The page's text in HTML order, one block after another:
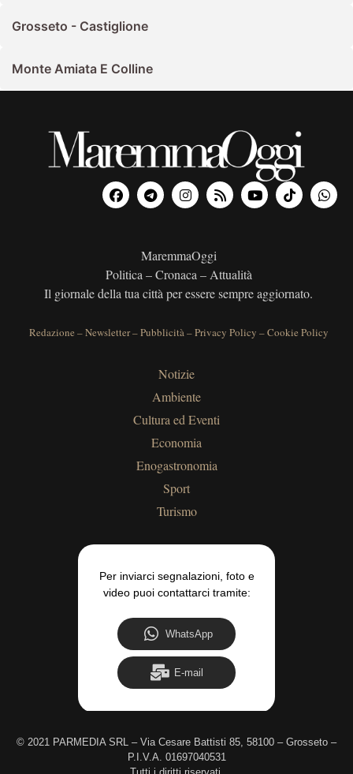
Grosseto - Castiglione
Monte Amiata E Colline
MaremmaOggi
Politica – Cronaca – Attualità
Il giornale della tua città per essere sempre aggiornato.
Redazione –Newsletter–Pubblicità–Privacy Policy –Cookie Policy
Notizie
Ambiente
Cultura ed Eventi
Economia
Enogastronomia
Sport
Turismo
Per inviarci segnalazioni, foto e
video puoi contattarci tramite:
WhatsApp
E-mail
© 2021 PARMEDIA SRL – Via Cesare Battisti 85, 58100 – Grosseto –
P.I.V.A. 01697040531